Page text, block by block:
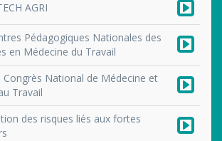
AGRI
Pédagogiques Nationales des
en Médecine du Travail
Congrès National de Médecine et
Travail
des risques liés aux fortes